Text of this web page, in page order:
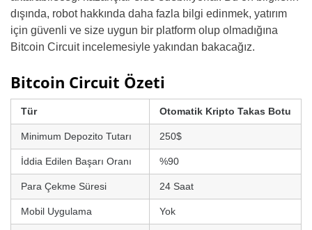
dışında, robot hakkında daha fazla bilgi edinmek, yatırım
için güvenli ve size uygun bir platform olup olmadığına
Bitcoin Circuit incelemesiyle yakından bakacağız.
Bitcoin Circuit Özeti
Tür Otomatik Kripto Takas Botu
Minimum Depozito Tutarı 250$
İddia Edilen Başarı Oranı %90
Para Çekme Süresi 24 Saat
Mobil Uygulama Yok